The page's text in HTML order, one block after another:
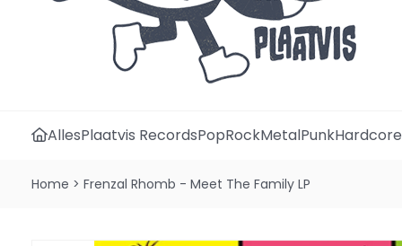
AllesPlaatvis RecordsPopRockMetalPunkHardcore
Home > Frenzal Rhomb - Meet The Family LP